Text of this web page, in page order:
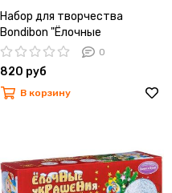
Набор для творчества
Bondibon "Ёлочные
украшения"
0
820 руб
В корзину